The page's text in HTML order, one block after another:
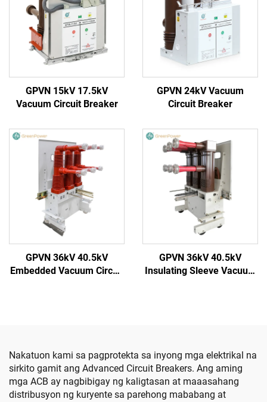
GPVN 15kV 17.5kV
Vacuum Circuit Breaker
GPVN 24kV Vacuum
Circuit Breaker
GPVN 36kV 40.5kV
Embedded Vacuum Circuit
GPVN 36kV 40.5kV
Insulating Sleeve Vacuum
Nakatuon kami sa pagprotekta sa inyong mga elektrikal na
sirkito gamit ang Advanced Circuit Breakers. Ang aming
mga ACB ay nagbibigay ng kaligtasan at maaasahang
distribusyon ng kuryente sa parehong mababang at